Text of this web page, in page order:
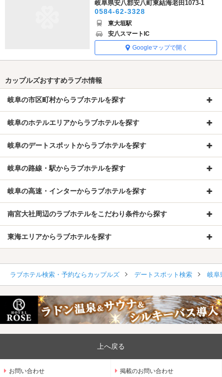
岐阜県安八郡安八町東結海老田1073-1
0584-62-3328
東大垣駅
安八スマートIC
Googleマップで開く
カップルズおすすめラブホ情報
岐阜の市区町村からラブホテルを探す
岐阜のホテルエリアからラブホテルを探す
岐阜のデートスポットからラブホテルを探す
岐阜の路線・駅からラブホテルを探す
岐阜の高速・インターからラブホテルを探す
南宮大社周辺のラブホテルをこだわり条件から探す
東海エリアからラブホテルを探す
ラブホテル検索・予約ならカップルズ デートスポット検索 岐阜
上へ戻る
お問い合わせ 掲載のお問い合わせ